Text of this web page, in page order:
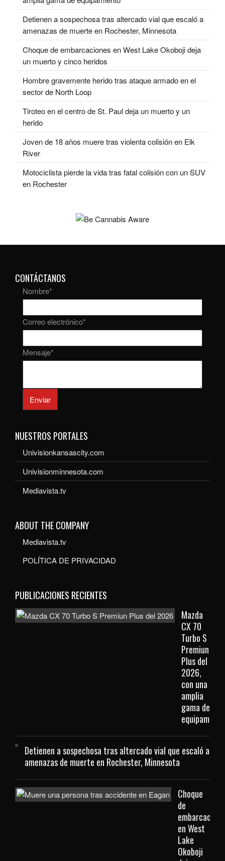
Detienen a sospechosa tras altercado vial que escaló a
amenazas de muerte en Rochester, Minnesota
Choque de embarcaciones en West Lake Okoboji deja
un muerto y cinco heridos
Hombre gravemente herido tras ataque armado en el
sector de North Loop
Tiroteo en el centro de St. Paul deja un muerto y un
herido
Joven de 18 años muere tras violenta colisión en Elk
River
Motociclista pierde la vida tras fatal colisión con un SUV
en Rochester
CONTÁCTANOS
Nombre*
Correo electrónico*
Mensaje*
Enviar
NUESTROS PORTALES
Univisionkansascity.com
Univisionminnesota.com
Mediavista.tv
ABOUT THE COMPANY
Mediavista.tv
POLÍTICA DE PRIVACIDAD
PUBLICACIONES RECIENTES
Mazda
CX 70
Turbo S
Premiun
Plus del
2026,
con una
amplia
gama de
Detienen a sospechosa tras altercado vial que escaló a
amenazas de muerte en Rochester, Minnesota
Choque
de
en West
Lake
Okoboji